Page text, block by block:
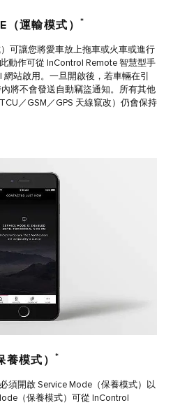
運輸模式） *
可讓您將愛車放上拖車或火車或進行
動作可從 InControl Remote 智慧型手
站啟用。一旦開啟後，若車輛在引
將不會發送自動竊盜通知。所有其他
／GSM／GPS 天線竄改）仍會保持
模式） *
須開啟 Service Mode（保養模式）以
（保養模式）可從 InControl